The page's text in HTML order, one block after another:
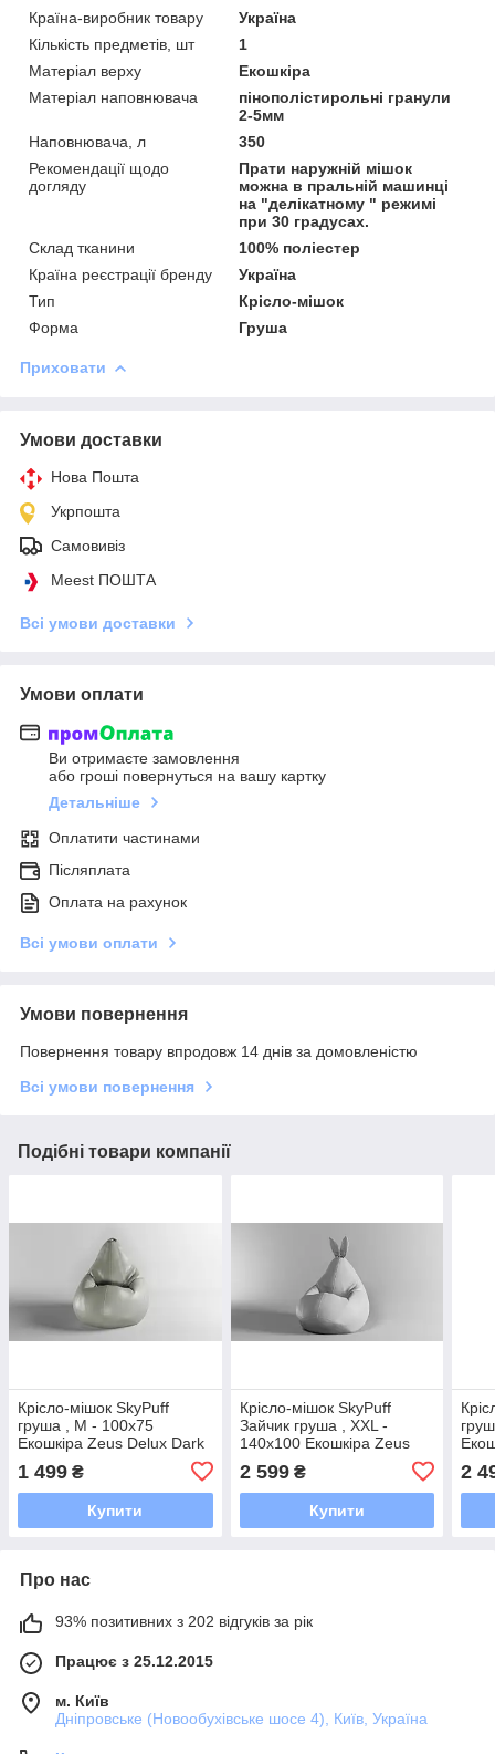
Країна-виробник товару
Україна
Кількість предметів, шт
1
Матеріал верху
Екошкіра
Матеріал наповнювача
пінополістирольні гранули
2-5мм
Наповнювача, л
350
Рекомендації щодо
догляду
Прати наружній мішок
можна в пральній машинці
на "делікатному " режимі
при 30 градусах.
Склад тканини
100% поліестер
Країна реєстрації бренду
Україна
Тип
Крісло-мішок
Форма
Груша
Приховати
Умови доставки
Нова Пошта
Укрпошта
Самовивіз
Meest ПОШТА
Всі умови доставки
Умови оплати
Ви отримаєте замовлення
або гроші повернуться на вашу картку
Детальніше
Оплатити частинами
Післяплата
Оплата на рахунок
Всі умови оплати
Умови повернення
Повернення товару впродовж 14 днів за домовленістю
Всі умови повернення
Подібні товари компанії
Крісло-мішок SkyPuff
груша , M - 100х75
Екошкіра Zeus Delux Dark
1 499 ₴
Купити
Крісло-мішок SkyPuff
Зайчик груша , XXL -
140х100 Екошкіра Zeus
2 599₴
Купити
2
Про нас
93% позитивних з 202 відгуків за рік
Працює з 25.12.2015
м. Київ
Дніпровське (Новообухівське шосе 4), Київ, Україна